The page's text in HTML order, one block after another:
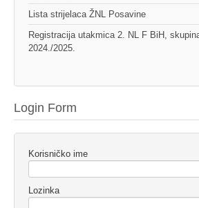
Lista strijelaca ŽNL Posavine
Registracija utakmica 2. NL F BiH,
2024./2025.
Login Form
Korisničko ime
Lozinka